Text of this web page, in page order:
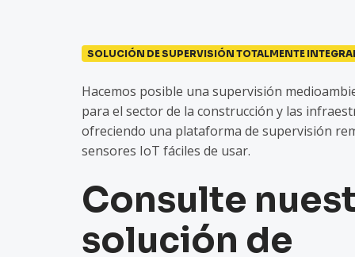
SOLUCIÓN DE SUPERVISIÓN TOTALMENTE
Hacemos posible una supervisión
para el sector de la construcción y las
ofreciendo una plataforma de supervisión
sensores IoT fáciles de usar.
Consulte
solución de